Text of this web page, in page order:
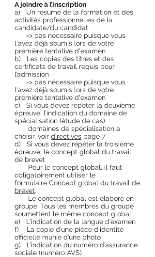
A joindre à l’inscription
a) Un résumé de la formation et des
activités professionnelles de la
candidate/du candidat
​ => pas nécessaire puisque vous
l'avez déjà soumis lors de votre
première tentative d'examen
b) Les copies des titres et des
certificats de travail requis pour
l’admission
=> pas nécessaire puisque vous
l'avez déjà soumis lors de votre
première tentative d'examen
c) Si vous devez répéter la deuxième
épreuve: l’indication du domaine de
spécialisation (étude de cas)
domaines de spécialisation à
choisir, voir directives page 7
d) Si vous devez répéter la troisième
épreuve: le concept global du travail
de brevet
Pour le concept global, il faut
obligatoirement utiliser le
formulaire Concept global du travail de
brevet.
Le concept global est élaboré en
groupe. Tous les membres du groupe
soumettent le même concept global.
e) L'indication de la langue d’examen
f) La copie d’une pièce d’identité
officielle munie d’une photo
g) L’indication du numéro d’assurance
sociale (numéro AVS)